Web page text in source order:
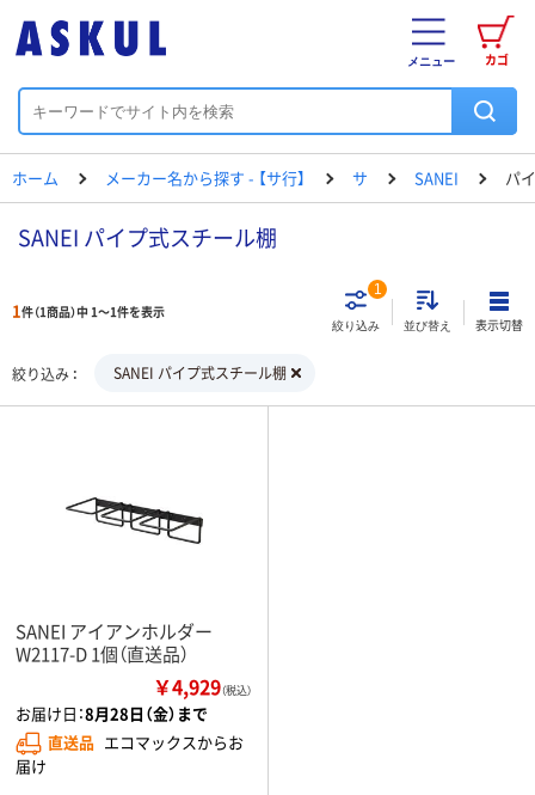
カゴ
メニュー
ホーム メーカー名から探す - 【サ行】 サ SANEI パ
SANEI パイプ式スチール棚
1件（1商品）中 1～1件を表示
絞り込み
1
並び替え 表示切替
絞り込み SANEI パイプ式スチール棚
SANEI アイアンホルダー
W2117-D 1個（直送品）
￥4,929（税込）
お届け日：8月28日（金）まで
直送品 エコマックスからお
届け